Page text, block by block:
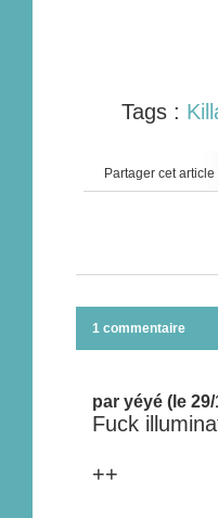
Tags :
Partager cet article
1 commentaire
par yéyé (le 29/
Fuck
++